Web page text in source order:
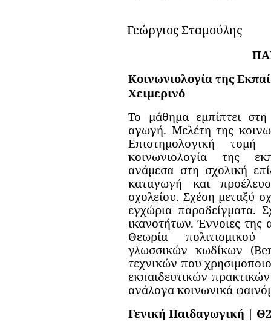
Γεώργιος Σταμούλης
Κοινωνιολογία της
Χειμερινό
Το μάθημα εμπίπτει
αγωγή. Μελέτη της
Επιστημολογική
κοινωνιολογία της
ανάμεσα στη σχολική
καταγωγή και
σχολείου. Σχέση μεταξύ
εγχώρια παραδείγματα.
ικανοτήτων. Έννοιες της
Θεωρία
γλωσσικών κωδίκων
τεχνικών που
εκπαιδευτικών
ανάλογα κοινωνικά
Γενική Παιδαγωγική |